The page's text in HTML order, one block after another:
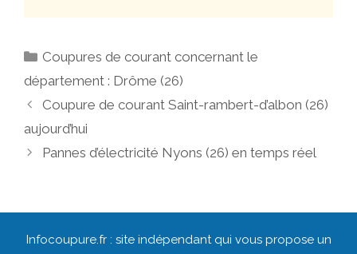
Catégories
Coupures de courant concernant le
département : Drôme (26)
Navigation
des
articles
Coupure de courant Saint-rambert-d’albon (26)
aujourd’hui
Pannes d’électricité Nyons (26) en temps réel
Infocoupure.fr : site indépendant qui vous propose un